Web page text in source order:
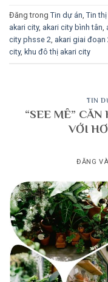
Đăng trong Tin dự án, Tin
akari city, akari city bình tân,
city phsse 2, akari giai đoạn
city, khu đô thị akari city
TIN
“SEE MÊ”
VỚI
ĐĂNG